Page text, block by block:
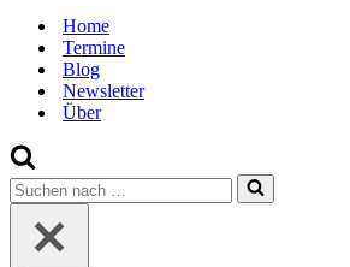
Home
Termine
Blog
Newsletter
Über
Suchen
nach …